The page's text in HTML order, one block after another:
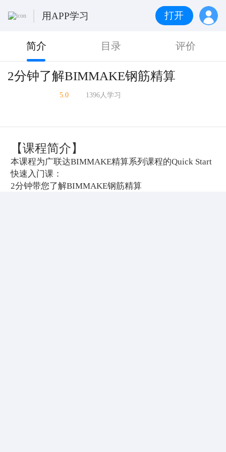
用APP学习 打开
简介 目录 评价
2分钟了解BIMMAKE钢筋精算
5.0 1396人学习
【课程简介】
本课程为广联达BIMMAKE精算系列课程的Quick Start
快速入门课：
2分钟带您了解BIMMAKE钢筋精算